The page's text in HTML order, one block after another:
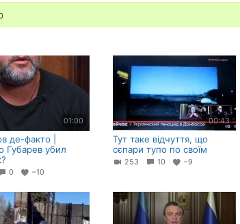
01:00
де-факто |
Губарев убил
0 −10
00:43
Тут таке відчуття, що
сєпари тупо по своїм
253 10 −9